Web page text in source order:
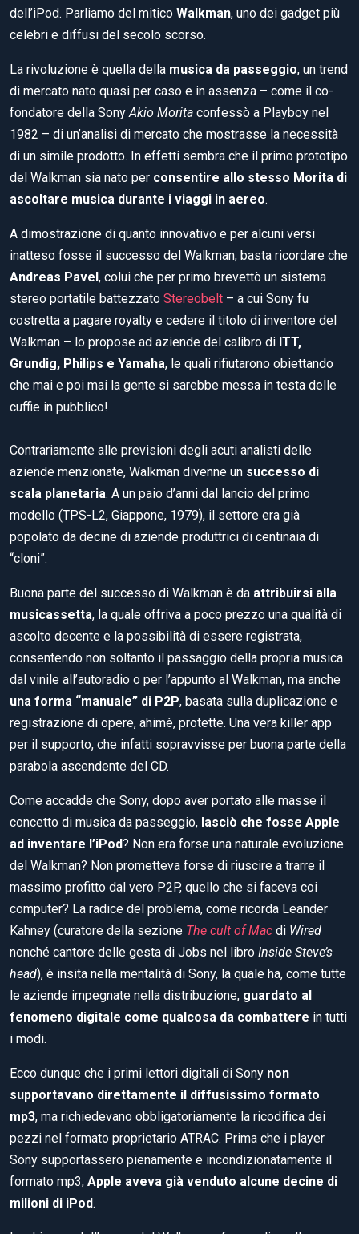
dell’iPod. Parliamo del mitico Walkman, uno dei gadget più
celebri e diffusi del secolo scorso.
La rivoluzione è quella della musica da passeggio, un trend
di mercato nato quasi per caso e in assenza – come il co-
fondatore della SonyAkio Morita confessò a Playboy nel
1982 – di un’analisi di mercato che mostrasse la necessità
di un simile prodotto. In effetti sembra che il primo prototipo
del Walkman sia nato per consentire allo stesso Morita di
ascoltare musica durante i viaggi in aereo.
A dimostrazione di quanto innovativo e per alcuni versi
inatteso fosse il successo del Walkman, basta ricordare che
Andreas Pavel, colui che per primo brevettò un sistema
stereo portatile battezzato Stereobelt – a cui Sony fu
costretta a pagare royalty e cedere il titolo di inventore del
Walkman – lo propose ad aziende del calibro di ITT,
Grundig, Philips e Yamaha, le quali rifiutarono obiettando
che mai e poi mai la gente si sarebbe messa in testa delle
cuffie in pubblico!
Contrariamente alle previsioni degli acuti analisti delle
aziende menzionate, Walkman divenne un successo di
scala planetaria. A un paio d’anni dal lancio del primo
modello (TPS-L2, Giappone, 1979), il settore era già
popolato da decine di aziende produttrici di centinaia di
“cloni”.
Buona parte del successo di Walkman è da attribuirsi alla
musicassetta, la quale offriva a poco prezzo una qualità di
ascolto decente e la possibilità di essere registrata,
consentendo non soltanto il passaggio della propria musica
dal vinile all’autoradio o per l’appunto al Walkman, ma anche
una forma “manuale” di P2P, basata sulla duplicazione e
registrazione di opere, ahimè, protette. Una vera killer app
per il supporto, che infatti sopravvisse per buona parte della
parabola ascendente del CD.
Come accadde che Sony, dopo aver portato alle masse il
concetto di musica da passeggio, lasciò che fosse Apple
ad inventare l’iPod? Non era forse una naturale evoluzione
del Walkman? Non prometteva forse di riuscire a trarre il
massimo profitto dal vero P2P, quello che si faceva coi
computer? La radice del problema, come ricorda Leander
Kahney (curatore della sezione The cult of Mac di Wired
nonché cantore delle gesta di Jobs nel libro Inside Steve’s
head), è insita nella mentalità di Sony, la quale ha, come tutte
le aziende impegnate nella distribuzione, guardato al
fenomeno digitale come qualcosa da combattere in tutti
i modi.
Ecco dunque che i primi lettori digitali di Sony non
supportavano direttamente il diffusissimo formato
mp3, ma richiedevano obbligatoriamente la ricodifica dei
pezzi nel formato proprietario ATRAC. Prima che i player
Sony supportassero pienamente e incondizionatamente il
formato mp3, Apple aveva già venduto alcune decine di
milioni di iPod.